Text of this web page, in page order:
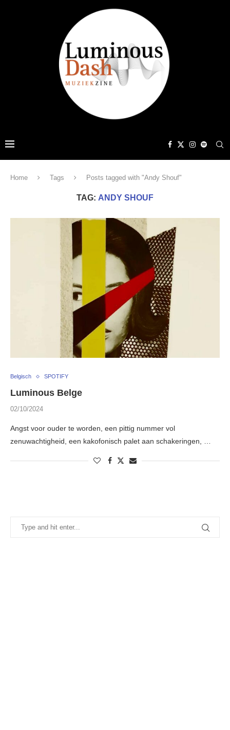
Home Tags Posts tagged with "Andy Shouf"
TAG: ANDY SHOUF
Belgisch SPOTIFY
Luminous Belge
02/10/2024
Angst voor ouder te worden, een pittig nummer vol
zenuwachtigheid, een kakofonisch palet aan schakeringen, …